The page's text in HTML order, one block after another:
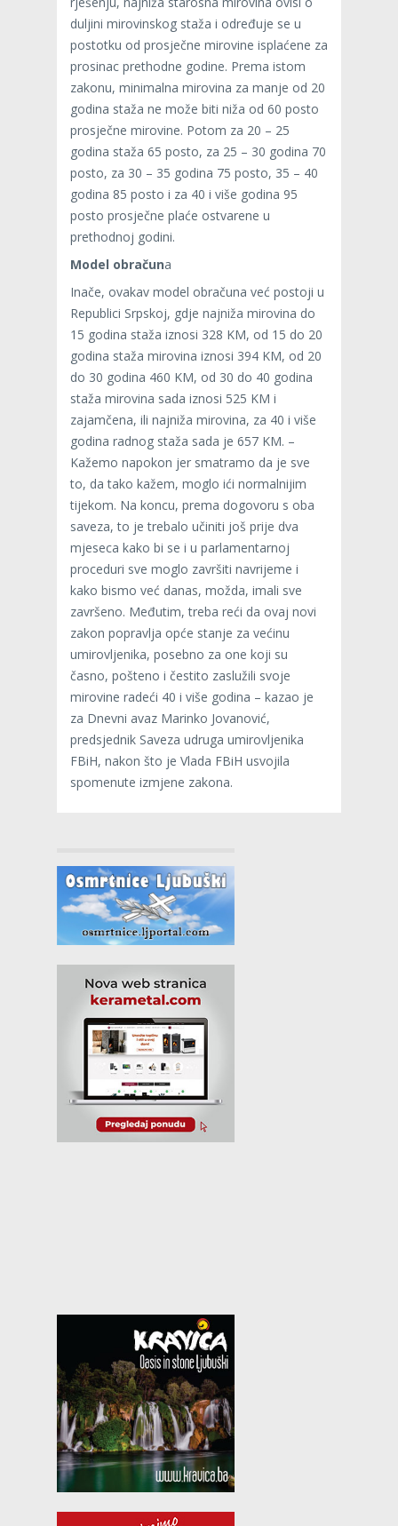
duljini mirovinskog staža i određuje se u
postotku od prosječne mirovine isplaćene za
prosinac prethodne godine. Prema istom
zakonu, minimalna mirovina za manje od 20
godina staža ne može biti niža od 60 posto
prosječne mirovine. Potom za 20 – 25
godina staža 65 posto, za 25 – 30 godina 70
posto, za 30 – 35 godina 75 posto, 35 – 40
godina 85 posto i za 40 i više godina 95
posto prosječne plaće ostvarene u
prethodnoj godini.
Model obračuna
Inače, ovakav model obračuna već postoji u
Republici Srpskoj, gdje najniža mirovina do
15 godina staža iznosi 328 KM, od 15 do 20
godina staža mirovina iznosi 394 KM, od 20
do 30 godina 460 KM, od 30 do 40 godina
staža mirovina sada iznosi 525 KM i
zajamčena, ili najniža mirovina, za 40 i više
godina radnog staža sada je 657 KM. –
Kažemo napokon jer smatramo da je sve
to, da tako kažem, moglo ići normalnijim
tijekom. Na koncu, prema dogovoru s oba
saveza, to je trebalo učiniti još prije dva
mjeseca kako bi se i u parlamentarnoj
proceduri sve moglo završiti navrijeme i
kako bismo već danas, možda, imali sve
završeno. Međutim, treba reći da ovaj novi
zakon popravlja opće stanje za većinu
umirovljenika, posebno za one koji su
časno, pošteno i čestito zaslužili svoje
mirovine radeći 40 i više godina – kazao je
za Dnevni avaz Marinko Jovanović,
predsjednik Saveza udruga umirovljenika
FBiH, nakon što je Vlada FBiH usvojila
spomenute izmjene zakona.